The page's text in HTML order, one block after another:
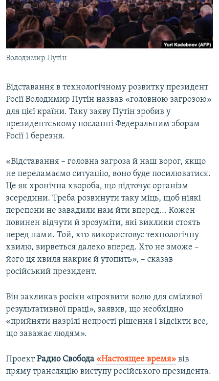
ВІДЕОУРОКИ «ELIFBE»
СВІДЧЕННЯ ОКУПАЦІЇ
УКРАЇНСЬКА ПРОБЛЕМА КРИМУ
ІНФОГРАФІКА
Русский
Qırımtatar
ДОЛУЧАЙСЯ!
Усі сайти RFE/RL
Володимир Путін
Відставання в технологічному розвитку президент
Росії Володимир Путін назвав «головною загрозою»
для цієї країни. Таку заяву Путін зробив у
президентському посланні Федеральним зборам
Росії 1 березня.
«Відставання – головна загроза й наш ворог, якщо
не переламаємо ситуацію, воно буде посилюватися.
Це як хронічна хвороба, що підточує організм
зсередини. Треба розвинути таку міць, щоб ніякі
перепони не завадили нам йти вперед... Кожен
повинен відчути й зрозуміти, які виклики стоять
перед нами. Той, хто використовує технологічну
хвилю, вирветься далеко вперед. Хто не зможе –
його ця хвиля накриє й утопить», – сказав
російський президент.
Він закликав росіян «проявити волю для сміливої
результативної праці», заявив, що необхідно
«прийняти назрілі непрості рішення і відсікти все,
що заважає людям».
ПроектРадио Свобода «Настоящее время» вів
пряму трансляцію виступу російського президента.